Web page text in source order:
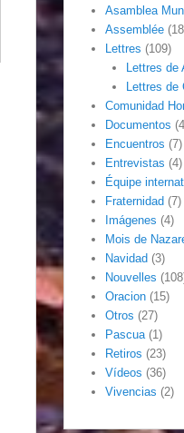
Asamblea
Assemblée
Lettres (109)
Lettres de
Lettres de
Comunidad
Documentos
Encuentros (7)
Entrevistas (4)
Équipe
Fraternidad (7)
Imágenes (4)
Mois de
Navidad (3)
Nouvelles
Oracion (15)
Otros (27)
Pascua(1)
Retiros (23)
Vídeos (36)
Vivencias (2)